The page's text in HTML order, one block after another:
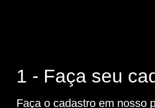
1 - Faça seu
Faça o cadastro em nosso